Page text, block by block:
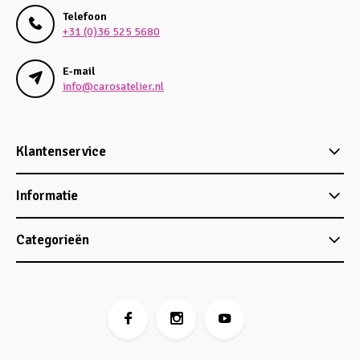
Telefoon
+31 (0)36 525 5680
E-mail
info@carosatelier.nl
Klantenservice
Informatie
Categorieën